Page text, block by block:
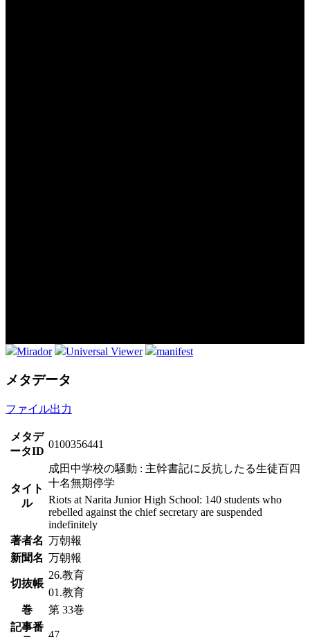
Mirador Universal Viewer manifest
メタデータ
ファイル出力
メタデ
ータID
0100356441
タイト
ル
成田中学校の騒動 : 主幹書記に反抗したる生徒百四
十名無期停学
Riots at Narita Junior High School: 140 students who
rebelled against the chief secretary are suspended
indefinitely
著者名 万朝報
新聞名 万朝報
切抜帳
26.教育
01.教育
巻
第 33巻
記事番
47